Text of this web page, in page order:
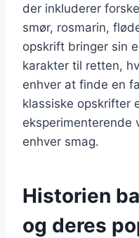
der inkluderer
smør, rosmarin,
opskrift bringer sin
karakter til retten,
enhver at finde en
klassiske opskrifter
eksperimenterende
enhver smag.
Historien
og deres